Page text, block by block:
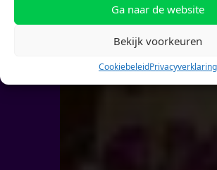
Ga naar de website
Bekijk voorkeuren
CookiebeleidPrivacyverklaring
kunt creëren
elkaar'